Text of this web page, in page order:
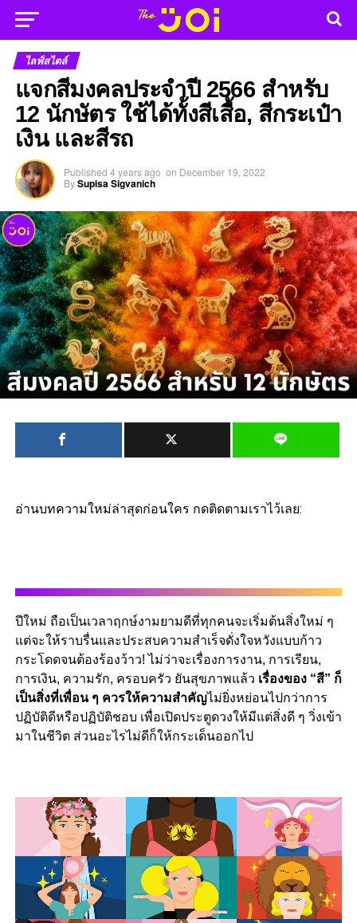
ไลฟ์สไตล์
แจกสีมงคลประจำปี 2566 สำหรับ
12 นักษัตร ใช้ได้ทั้งสีเสื้อ, สีกระเป๋า
เงิน และสีรถ
Published 4 years ago on December 19, 2022
BySupisa Sigvanich
อ่านบทความใหม่ล่าสุดก่อนใคร กดติดตามเราไว้เลย:
ปีใหม่ ถือเป็นเวลาฤกษ์งามยามดีที่ทุกคนจะเริ่มต้นสิ่งใหม่ ๆ
แต่จะให้ราบรื่นและประสบความสำเร็จดั่งใจหวังแบบก้าว
กระโดดจนต้องร้องว้าว! ไม่ว่าจะเรื่องการงาน, การเรียน,
การเงิน, ความรัก, ครอบครัว ยันสุขภาพแล้ว เรื่องของ “สี” ก็
เป็นสิ่งที่เพื่อน ๆ ควรให้ความสำคัญไม่ยิ่งหย่อนไปกว่าการ
ปฏิบัติดีหรือปฏิบัติชอบ เพื่อเปิดประตูดวงให้มีแต่สิ่งดี ๆ วิ่งเข้า
มาในชีวิต ส่วนอะไรไม่ดีก็ให้กระเด็นออกไป